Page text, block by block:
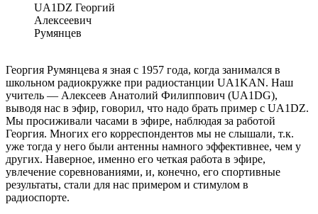
UA1DZ Георгий
Алексеевич
Румянцев
Георгия Румянцева я зная с 1957 года, когда занимался в
школьном радиокружке при радиостанции UA1KAN. Наш
учитель — Алексеев Анатолий Филиппович (UA1DG),
выводя нас в эфир, говорил, что надо брать пример с UA1DZ.
Мы просиживали часами в эфире, наблюдая за работой
Георгия. Многих его корреспондентов мы не слышали, т.к.
уже тогда у него были антенны намного эффективнее, чем у
других. Наверное, именно его четкая работа в эфире,
увлечение соревнованиями, и, конечно, его спортивные
результаты, стали для нас примером и стимулом в
радиоспорте.